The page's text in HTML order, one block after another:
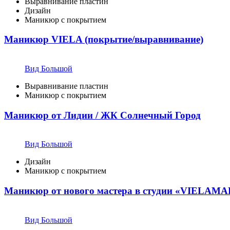
Дизайн
Маникюр с покрытием
Маникюр VIELA (покрытие/выравнивание)
Вид Большой
Выравнивание пластин
Маникюр с покрытием
Маникюр от Лидии / ЖК Солнечный Город
Вид Большой
Дизайн
Маникюр с покрытием
Маникюр от нового мастера в студии
Вид Большой